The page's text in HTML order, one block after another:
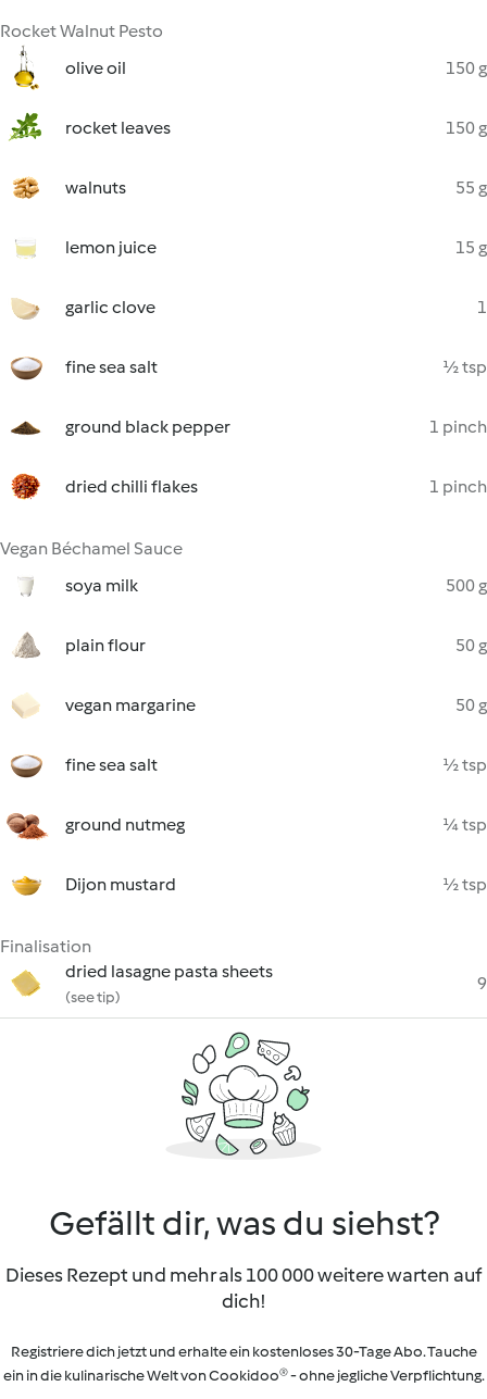
Rocket Walnut Pesto
olive oil
150 g
rocket leaves 150 g
walnuts 55 g
lemon juice 15 g
garlic clove 1
fine sea salt ½ tsp
ground black pepper 1 pinch
dried chilli flakes 1 pinch
Vegan Béchamel Sauce
soya milk
500 g
plain flour 50 g
vegan margarine 50 g
fine sea salt ½ tsp
ground nutmeg ¼ tsp
Dijon mustard ½ tsp
Finalisation
dried lasagne pasta sheets
(see tip)
9
Gefällt dir, was du siehst?
Dieses Rezept und mehr als 100 000 weitere warten auf
dich!
Registriere dich jetzt und erhalte ein kostenloses 30-Tage Abo. Tauche
ein in die kulinarische Welt von Cookidoo® - ohne jegliche Verpflichtung.